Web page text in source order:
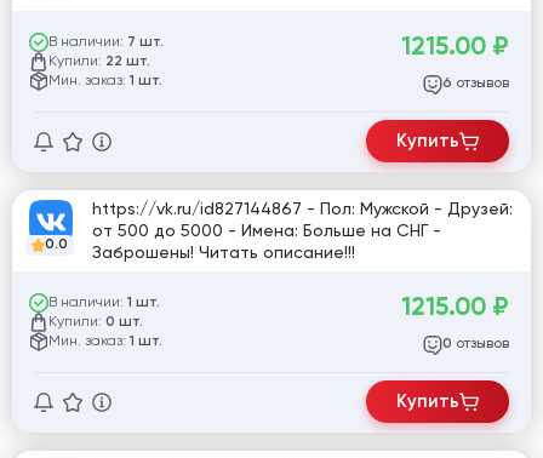
В наличии: 7 шт.
Купили: 22 шт.
Мин. заказ: 1 шт.
1215.00 ₽
6 отзывов
Купить
0.0
https://vk.ru/id827144867 - Пол: Мужской - Друзей:
от 500 до 5000 - Имена: Больше на СНГ -
Заброшены! Читать описание!!!
В наличии: 1 шт.
Купили: 0 шт.
Мин. заказ: 1 шт.
1215.00 ₽
0 отзывов
Купить